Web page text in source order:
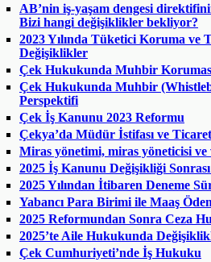
AB’nin iş-yaşam dengesi
Bizi hangi değişiklikler bekliyor?
2023 Yılında Tüketici Koruma ve
Değişiklikler
Çek Hukukunda Muhbir
Çek Hukukunda Muhbir
Perspektifi
Çek İş Kanunu 2023 Reformu
Çekya’da Müdür İstifası ve
Miras yönetimi, miras yöneticisi ve
2025 İş Kanunu Değişikliği
2025 Yılından İtibaren Deneme
Yabancı Para Birimi ile Maaş
2025 Reformundan Sonra Ceza
2025’te Aile Hukukunda
Çek Cumhuriyeti’nde İş Hukuku